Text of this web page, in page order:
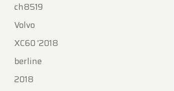
ch8519
Volvo
XC60 '2018
berline
2018
Liebe Kundinnen und Kunden,
am